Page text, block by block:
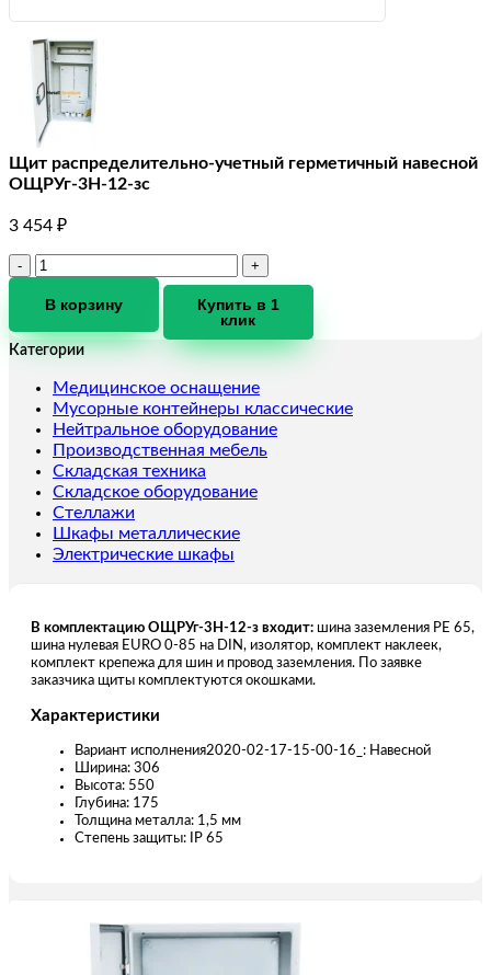
Щит распределительно-учетный герметичный навесной
ОЩРУг-3Н-12-зс
3 454 ₽
Количество
Щит
распределительно-
учетный
навесной
ОЩРУг-3Н-12-
зс
В корзину
Купить в 1
клик
Категории
Медицинское оснащение
Мусорные контейнеры классические
Нейтральное оборудование
Производственная мебель
Складская техника
Складское оборудование
Стеллажи
Шкафы металлические
Электрические шкафы
В комплектацию ОЩРУг-3Н-12-з входит: шина заземления РЕ 65,
шина нулевая EURO 0-85 на DIN, изолятор, комплект наклеек,
комплект крепежа для шин и провод заземления. По заявке
заказчика щиты комплектуются окошками.
Характеристики
Вариант исполнения2020-02-17-15-00-16_: Навесной
Ширина: 306
Высота: 550
Глубина: 175
Толщина металла: 1,5 мм
Степень защиты: IP 65